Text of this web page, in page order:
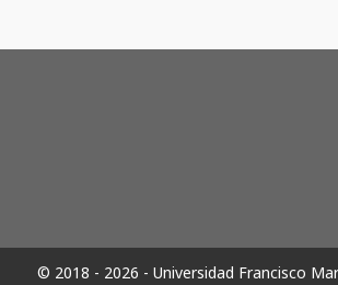
© 2018 - 2026 - Universidad Francisco